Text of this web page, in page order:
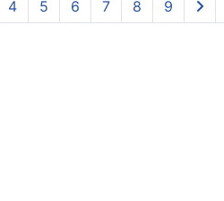
4 5 6 7 8 9